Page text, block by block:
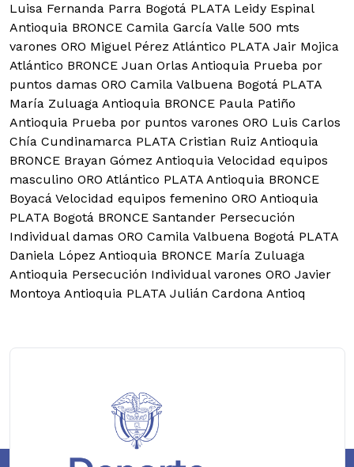
Luisa Fernanda Parra Bogotá PLATA Leidy Espinal
Antioquia BRONCE Camila García Valle 500 mts
varones ORO Miguel Pérez Atlántico PLATA Jair Mojica
Atlántico BRONCE Juan Orlas Antioquia Prueba por
puntos damas ORO Camila Valbuena Bogotá PLATA
María Zuluaga Antioquia BRONCE Paula Patiño
Antioquia Prueba por puntos varones ORO Luis Carlos
Chía Cundinamarca PLATA Cristian Ruiz Antioquia
BRONCE Brayan Gómez Antioquia Velocidad equipos
masculino ORO Atlántico PLATA Antioquia BRONCE
Boyacá Velocidad equipos femenino ORO Antioquia
PLATA Bogotá BRONCE Santander Persecución
Individual damas ORO Camila Valbuena Bogotá PLATA
Daniela López Antioquia BRONCE María Zuluaga
Antioquia Persecución Individual varones ORO Javier
Montoya Antioquia PLATA Julián Cardona Antioq